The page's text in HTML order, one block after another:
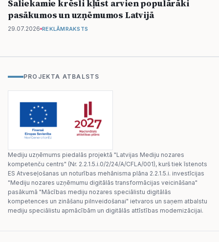
Saliekamie krēsli kļūst arvien populārāki
pasākumos un uzņēmumos Latvijā
29.07.2026 REKLĀMRAKSTS
PROJEKTA ATBALSTS
Mediju uzņēmums piedalās projektā "Latvijas Mediju nozares
kompetenču centrs" (Nr. 2.2.1.5.i.0/2/24/A/CFLA/001), kurš tiek īstenots
ES Atveseļošanas un noturības mehānisma plāna 2.2.1.5.i. investīcijas
"Mediju nozares uzņēmumu digitālās transformācijas veicināšana"
pasākumā "Mācības mediju nozares speciālistu digitālās
kompetences un zināšanu pilnveidošanai" ietvaros un saņem atbalstu
mediju speciālistu apmācībām un digitālās attīstības modernizācijai.